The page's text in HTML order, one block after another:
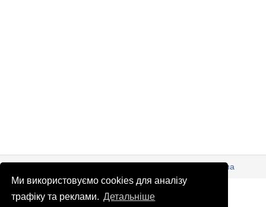
Ми використовуємо cookies для аналізу
трафіку та реклами. Детальніше
© Патріоти України 2026 Правова інформація
Реклама
info@patrioty.org.ua